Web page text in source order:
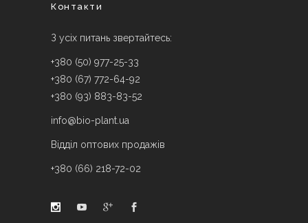
Контакти
З усіх питань звертайтесь:
+380 (50) 977-25-33
+380 (67) 772-64-92
+380 (93) 883-83-52
info@bio-plant.ua
Відділ оптових продажів
+380 (66) 218-72-02